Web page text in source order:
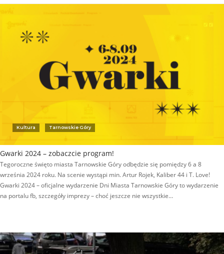
Kultura Tarnowskie Góry
Gwarki 2024 – zobaczcie program!
Tegoroczne święto miasta Tarnowskie Góry odbędzie się pomiędzy 6 a 8
września 2024 roku. Na scenie wystąpi min. Artur Rojek, Kaliber 44 i T. Love!
Gwarki 2024 – oficjalne wydarzenie Dni Miasta Tarnowskie Góry to wydarzenie
na portalu fb, szczegóły imprezy – choć jeszcze nie wszystkie…